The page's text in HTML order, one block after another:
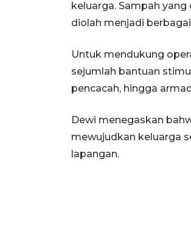
keluarga. Sampah
diolah menjadi
Untuk mendukung
sejumlah bantuan
pencacah, hingga
Dewi menegaskan
mewujudkan keluarga
lapangan.